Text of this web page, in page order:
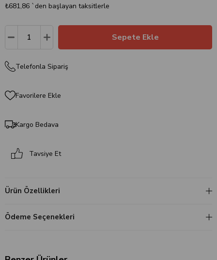
₺681,86 `den başlayan taksitlerle
Telefonla Sipariş
Favorilere Ekle
Kargo Bedava
Tavsiye Et
Ürün Özellikleri
Ödeme Seçenekleri